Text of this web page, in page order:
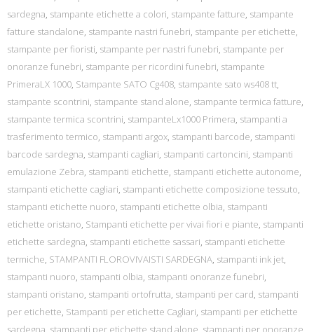
sardegna, stampante etichette a colori, stampante fatture, stampante
fatture standalone, stampante nastri funebri, stampante per etichette,
stampante per fioristi, stampante per nastri funebri, stampante per
onoranze funebri, stampante per ricordini funebri, stampante
PrimeraLX 1000, Stampante SATO Cg408, stampante sato ws408 tt,
stampante scontrini, stampante stand alone, stampante termica fatture,
stampante termica scontrini, stampanteLx1000 Primera, stampanti a
trasferimento termico, stampanti argox, stampanti barcode, stampanti
barcode sardegna, stampanti cagliari, stampanti cartoncini, stampanti
emulazione Zebra, stampanti etichette, stampanti etichette autonome,
stampanti etichette cagliari, stampanti etichette composizione tessuto,
stampanti etichette nuoro, stampanti etichette olbia, stampanti
etichette oristano, Stampanti etichette per vivai fiori e piante, stampanti
etichette sardegna, stampanti etichette sassari, stampanti etichette
termiche, STAMPANTI FLOROVIVAISTI SARDEGNA, stampanti ink jet,
stampanti nuoro, stampanti olbia, stampanti onoranze funebri,
stampanti oristano, stampanti ortofrutta, stampanti per card, stampanti
per etichette, Stampanti per etichette Cagliari, stampanti per etichette
sardegna, stampanti per etichette stand alone, stampanti per onoranze